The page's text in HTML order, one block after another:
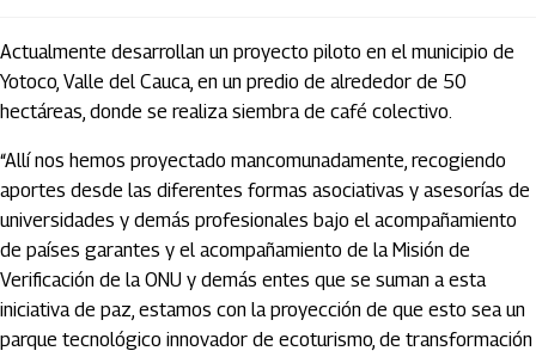
Actualmente desarrollan un proyecto piloto en el municipio de
Yotoco, Valle del Cauca, en un predio de alrededor de 50
hectáreas, donde se realiza siembra de café colectivo.
“Allí nos hemos proyectado mancomunadamente, recogiendo
aportes desde las diferentes formas asociativas y asesorías de
universidades y demás profesionales bajo el acompañamiento
de países garantes y el acompañamiento de la Misión de
Verificación de la ONU y demás entes que se suman a esta
iniciativa de paz, estamos con la proyección de que esto sea un
parque tecnológico innovador de ecoturismo, de transformación